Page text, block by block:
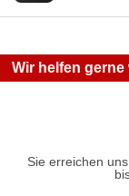
Wir helfen gerne
Sie erreichen